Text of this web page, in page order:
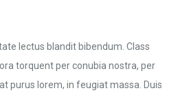
lectus blandit bibendum. Class
torquent per conubia nostra, per
purus lorem, in feugiat massa. Duis